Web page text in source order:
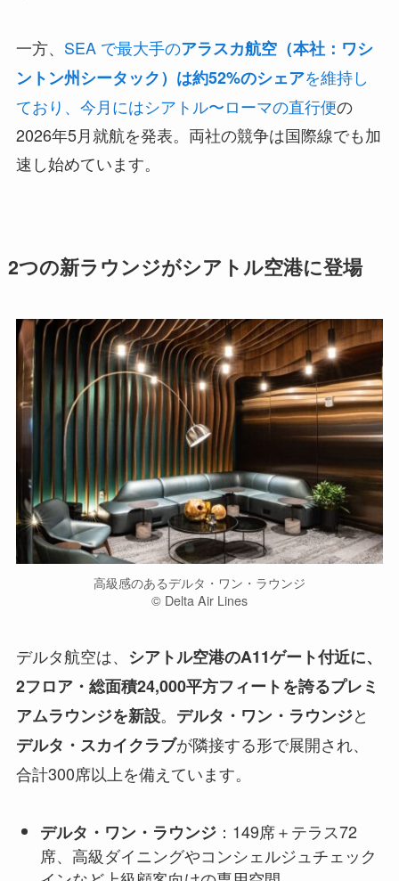
一方、 SEA で最大手のアラスカ航空（本社：ワシ
ントン州シータック）は約52%のシェアを維持し
ており、今月にはシアトル〜ローマの直行便の
2026年5月就航を発表。両社の競争は国際線でも加
速し始めています。
2つの新ラウンジがシアトル空港に登場
高級感のあるデルタ・ワン・ラウンジ
©︎ Delta Air Lines
デルタ航空は、 シアトル空港のA11ゲート付近に、
2フロア・総面積24,000平方フィートを誇るプレミ
アムラウンジを新設。 デルタ・ワン・ラウンジと
デルタ・スカイクラブが隣接する形で展開され、
合計300席以上を備えています。
デルタ・ワン・ラウンジ：149席＋テラス72
席、高級ダイニングやコンシェルジュチェック